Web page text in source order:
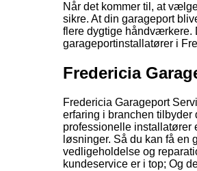
Når det kommer til, at
sikre. At din garageport
flere dygtige håndværkere.
garageportinstallatører i
Fredericia
Fredericia Garageport
erfaring i branchen tilbyder
professionelle installatører
løsninger. Så du kan få en
vedligeholdelse og
kundeservice er i top; Og